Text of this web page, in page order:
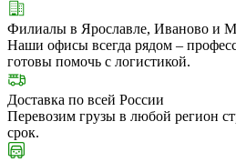
Филиалы в Ярославле, Иваново и
Наши офисы всегда рядом –
готовы помочь с логистикой.
Доставка по всей России
Перевозим грузы в любой регион
срок.